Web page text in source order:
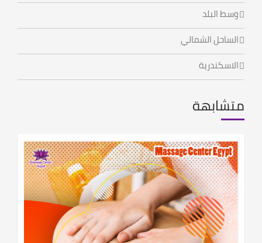
وسط البلد
الساحل الشمالي
الاسكندرية
متشابهة